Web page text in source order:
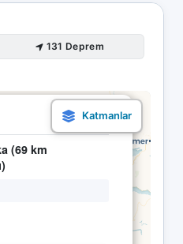
131 Deprem
06.05 12:31
(69 km
×